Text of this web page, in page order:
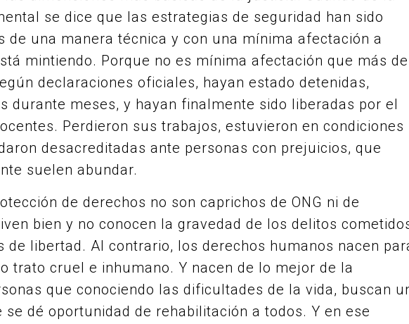
se dice que las estrategias de seguridad han sido
de una manera técnica y con una mínima afectación a
mintiendo. Porque no es mínima afectación que más
declaraciones oficiales, hayan estado detenidas,
durante meses, y hayan finalmente sido liberadas por el
Perdieron sus trabajos, estuvieron en condiciones
desacreditadas ante personas con prejuicios, que
suelen abundar.
de derechos no son caprichos de ONG ni de
bien y no conocen la gravedad de los delitos
de libertad. Al contrario, los derechos humanos nacen
trato cruel e inhumano. Y nacen de lo mejor de la
que conociendo las dificultades de la vida, buscan
se dé oportunidad de rehabilitación a todos. Y en ese